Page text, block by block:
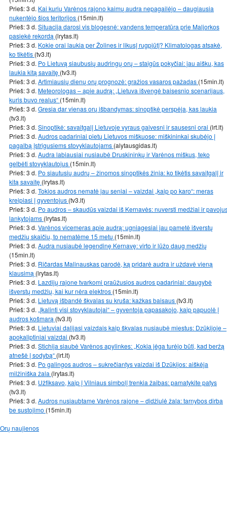
Prieš: 3 d. Kai kurių Varėnos rajono kaimų audra nepagailėjo – daugiausia
nukentėjo šios teritorijos (15min.lt)
Prieš: 3 d. Situacija darosi vis blogesnė: vandens temperatūra prie Maljorkos
pasiekė rekordą (lrytas.lt)
Prieš: 3 d. Kokie orai laukia per Žolines ir likusį rugpjūtį? Klimatologas atsakė,
ko tikėtis (tv3.lt)
Prieš: 3 d. Po Lietuvą siaubusių audringų orų – staigūs pokyčiai: jau aišku, kas
laukia kitą savaitę (tv3.lt)
Prieš: 3 d. Artimiausių dienų orų prognozė: gražios vasaros pažadas (15min.lt)
Prieš: 3 d. Meteorologas – apie audrą: „Lietuva išvengė baisesnio scenarijaus,
kuris buvo realus“ (15min.lt)
Prieš: 3 d. Gresia dar vienas orų išbandymas: sinoptikė perspėja, kas laukia
(tv3.lt)
Prieš: 3 d. Sinoptikė: savaitgalį Lietuvoje vyraus gaivesni ir sausesni orai (lrt.lt)
Prieš: 3 d. Audros padariniai pietų Lietuvos miškuose: miškininkai skubėjo į
pagalbą įstrigusiems stovyklautojams (alytausgidas.lt)
Prieš: 3 d. Audra labiausiai nusiaubė Druskininkų ir Varėnos miškus, teko
gelbėti stovyklautojus (15min.lt)
Prieš: 3 d. Po siautusių audrų – žinomos sinoptikės žinia: ko tikėtis savaitgalį ir
kitą savaitę (lrytas.lt)
Prieš: 3 d. Tokios audros nematė jau seniai – vaizdai „kaip po karo“: meras
kreipiasi į gyventojus (tv3.lt)
Prieš: 3 d. Po audros – skaudūs vaizdai iš Kernavės: nuversti medžiai ir
lankytojams (lrytas.lt)
Prieš: 3 d. Varėnos vicemeras apie audrą: ugniagesiai jau pametė išverstų
medžių skaičių, to nematėme 15 metų (15min.lt)
Prieš: 3 d. Audra nusiaubė legendinę Kernavę: virto ir lūžo daug medžių
(15min.lt)
Prieš: 3 d. Ričardas Malinauskas parodė, ką pridarė audra ir uždavė vieną
klausimą (lrytas.lt)
Prieš: 3 d. Lazdijų rajone tvarkomi praūžusios audros padariniai: daugybė
išverstų medžių, kai kur nėra elektros (15min.lt)
Prieš: 3 d. Lietuvą išbandė škvalas su kruša: kažkas baisaus (tv3.lt)
Prieš: 3 d. „Įkalinti visi stovyklautojai“ – gyventoja papasakojo, kaip papuolė į
audros košmarą (tv3.lt)
Prieš: 3 d. Lietuviai dalijasi vaizdais kaip škvalas nusiaubė miestus: Dzūkijoje –
apokaliptiniai vaizdai (tv3.lt)
Prieš: 3 d. Stichija siaubė Varėnos apylinkes: „Kokia jėga turėjo būti, kad beržą
atnešė į sodybą“ (lrt.lt)
Prieš: 3 d. Po galingos audros – sukrečiantys vaizdai iš Dzūkijos: aiškėja
milžiniška žala (lrytas.lt)
Prieš: 3 d. Užfiksavo, kaip į Vilniaus simbolį trenkia žaibas: pamatykite patys
(tv3.lt)
Prieš: 3 d. Audros nusiaubtame Varėnos rajone – didžiulė žala: tarnybos dirba
be sustojimo (15min.lt)
Orų naujienos